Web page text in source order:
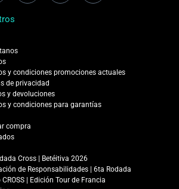
y condiciones promociones actuales
de privacidad
y devoluciones
y condiciones para garantías
compra
Cross | Betéitiva 2026
de Responsabilidades | 6ta Rodada
CROSS | Edición Tour de Francia